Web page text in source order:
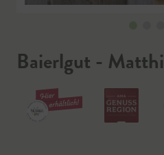
Baierlgut -